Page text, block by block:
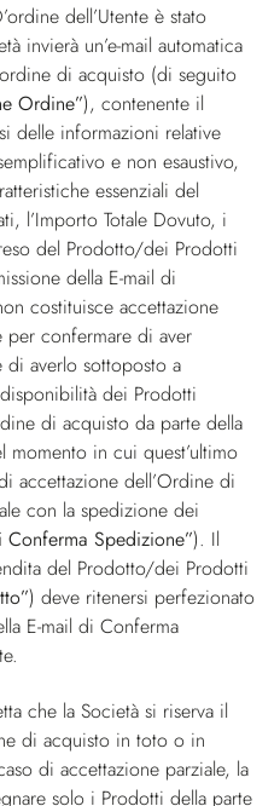
dell’Utente è stato
invierà un’e-mail automatica
di acquisto (di seguito
Ordine”), contenente il
delle informazioni relative
e non esaustivo,
essenziali del
l’Importo Totale Dovuto, i
del Prodotto/dei Prodotti
della E-mail di
costituisce accettazione
per confermare di aver
averlo sottoposto a
dei Prodotti
di acquisto da parte della
momento in cui quest’ultimo
accettazione dell’Ordine di
con la spedizione dei
Conferma Spedizione”). Il
del Prodotto/dei Prodotti
) deve ritenersi perfezionato
E-mail di Conferma
che la Società si riserva il
di acquisto in toto o in
di accettazione parziale, la
solo i Prodotti della parte